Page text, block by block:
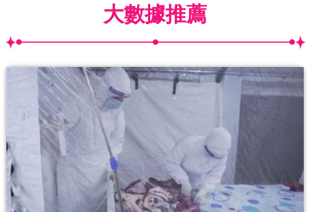
大數據推薦